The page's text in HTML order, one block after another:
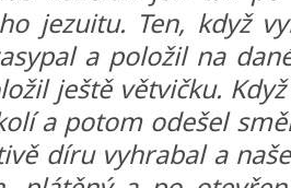
jezuitu. Ten, když
a položil na
ještě větvičku.
a potom odešel
díru vyhrabal a